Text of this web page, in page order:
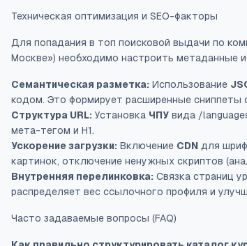
Техническая оптимизация и SEO-факторы
Для попадания в топ поисковой выдачи по
Москве») необходимо настроить метаданные
Семантическая разметка: Использование
кодом. Это формирует расширенные сниппеты
Структура URL: Установка ЧПУ вида /
мета-тегом и H1.
Ускорение загрузки: Включение CDN для
картинок, отключение ненужных скриптов
Внутренняя перелинковка: Связка страниц
распределяет вес ссылочного профиля и
Часто задаваемые вопросы (FAQ)